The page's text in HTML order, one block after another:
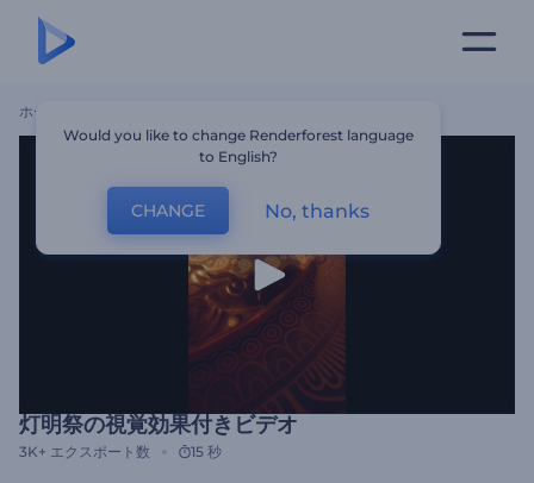
ホーム
灯明祭の視覚効果付きビデオ
3K+ エクスポート数 15 秒
Would you like to change Renderforest language
to English?
CHANGE No, thanks